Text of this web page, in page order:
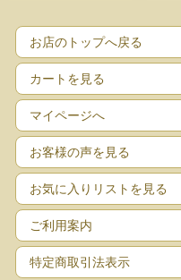
お店のトップへ戻る
カートを見る
マイページへ
お客様の声を見る
お気に入りリストを見る
ご利用案内
特定商取引法表示